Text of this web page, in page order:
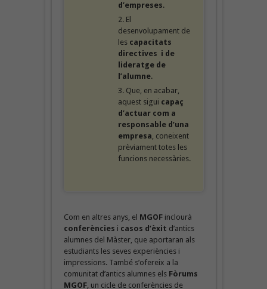
d’empreses.
El
desenvolupament de
les capacitats
directives i de
lideratge de
l’alumne.
Que, en acabar,
aquest sigui capaç
d’actuar com a
responsable d’una
empresa, coneixent
prèviament totes les
funcions necessàries.
Com en altres anys, el MGOF inclourà
conferències i casos d’èxit d’antics
alumnes del Màster, que aportaran als
estudiants les seves experiències i
impressions. També s’ofereix a la
comunitat d’antics alumnes els Fòrums
MGOF, un cicle de conferències de